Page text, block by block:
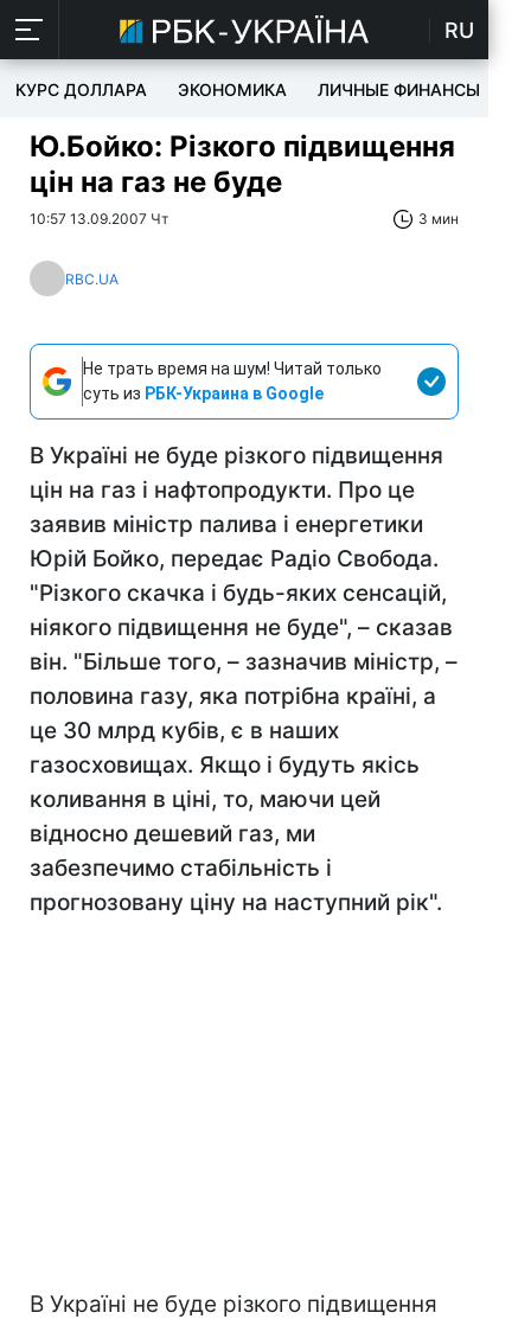
RU
КУРС ДОЛЛАРА ЭКОНОМИКА ЛИЧНЫЕ ФИНАНСЫ
Ю.Бойко: Різкого підвищення
цін на газ не буде
10:57 13.09.2007 Чт 3 мин
RBC.UA
Не трать время на шум! Читай только
суть из РБК-Украина в Google
В Україні не буде різкого підвищення
цін на газ і нафтопродукти. Про це
заявив міністр палива і енергетики
Юрій Бойко, передає Радіо Свобода.
"Різкого скачка і будь-яких сенсацій,
ніякого підвищення не буде", – сказав
він. "Більше того, – зазначив міністр, –
половина газу, яка потрібна країні, а
це 30 млрд кубів, є в наших
газосховищах. Якщо і будуть якісь
коливання в ціні, то, маючи цей
відносно дешевий газ, ми
забезпечимо стабільність і
прогнозовану ціну на наступний рік".
В Україні не буде різкого підвищення